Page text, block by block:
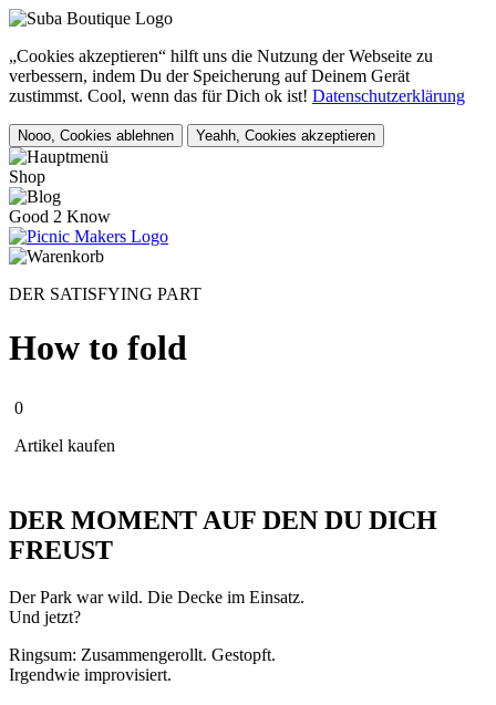
„Cookies akzeptieren“ hilft uns die Nutzung der Webseite zu
verbessern, indem Du der Speicherung auf Deinem Gerät
zustimmst. Cool, wenn das für Dich ok ist! Datenschutzerklärung
Nooo, Cookies ablehnen Yeahh, Cookies akzeptieren
Shop
Good 2 Know
DER SATISFYING PART
How to fold
0
Artikel kaufen
DER MOMENT AUF DEN DU DICH
FREUST
Der Park war wild. Die Decke im Einsatz.
Und jetzt?
Ringsum: Zusammengerollt. Gestopft.
Irgendwie improvisiert.